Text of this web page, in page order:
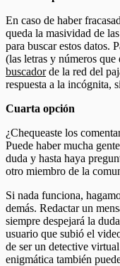
En caso de haber
queda la masividad de
para buscar estos datos.
(las letras y números
buscadorde la red del
respuesta a la incógnita,
Cuarta opción
¿Chequeaste los
Puede haber mucha
duda y hasta haya
otro miembro de la
Si nada funciona,
demás. Redactar un
siempre despejará la
usuario que subió el
de ser un detective
enigmática también